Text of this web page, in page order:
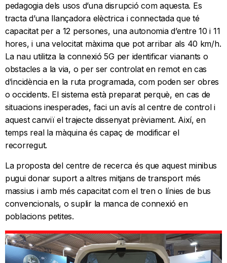
pedagogia dels usos d’una disrupció com aquesta. Es
tracta d’una llançadora elèctrica i connectada que té
capacitat per a 12 persones, una autonomia d’entre 10 i 11
hores, i una velocitat màxima que pot arribar als 40 km/h.
La nau utilitza la connexió 5G per identificar vianants o
obstacles a la via, o per ser controlat en remot en cas
d’incidència en la ruta programada, com poden ser obres
o occidents. El sistema està preparat perquè, en cas de
situacions inesperades, faci un avís al centre de control i
aquest canviï el trajecte dissenyat prèviament. Així, en
temps real la màquina és capaç de modificar el
recorregut.
La proposta del centre de recerca és que aquest minibus
pugui donar suport a altres mitjans de transport més
massius i amb més capacitat com el tren o línies de bus
convencionals, o suplir la manca de connexió en
poblacions petites.